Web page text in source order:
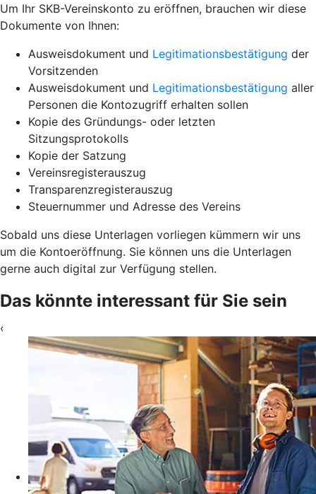
Um Ihr SKB-Vereinskonto zu eröffnen, brauchen wir diese
Dokumente von Ihnen:
Ausweisdokument und Legitimationsbestätigung der
Vorsitzenden
Ausweisdokument und Legitimationsbestätigung aller
Personen die Kontozugriff erhalten sollen
Kopie des Gründungs- oder letzten
Sitzungsprotokolls
Kopie der Satzung
Vereinsregisterauszug
Transparenzregisterauszug
Steuernummer und Adresse des Vereins
Sobald uns diese Unterlagen vorliegen kümmern wir uns
um die Kontoeröffnung. Sie können uns die Unterlagen
gerne auch digital zur Verfügung stellen.
Das könnte interessant für Sie sein
‹